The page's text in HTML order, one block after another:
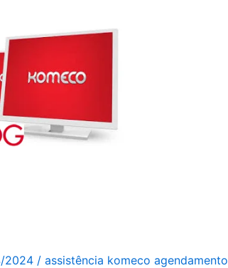
2024 / assistência komeco agendamento